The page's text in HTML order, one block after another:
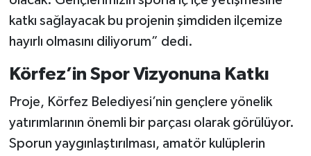
katkı sağlayacak bu projenin şimdiden ilçemize
hayırlı olmasını diliyorum” dedi.
Körfez’in Spor Vizyonuna Katkı
Proje, Körfez Belediyesi’nin gençlere yönelik
yatırımlarının önemli bir parçası olarak görülüyor.
Sporun yaygınlaştırılması, amatör kulüplerin